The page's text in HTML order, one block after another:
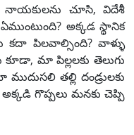
చూసి, విదేశీ
ఏముంటుంది? అక్కడ స్థానిక
పిలవాల్సింది? వాళ్ళు
మా పిల్లలకు తెలుగు
తల్లి దండ్రులకు
గొప్పలు మనకు చెప్పి